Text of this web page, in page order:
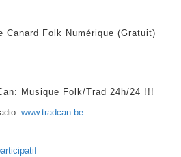
Canard Folk Numérique (gratuit)
Musique Folk/Trad 24h/24 !!!
www.tradcan.be